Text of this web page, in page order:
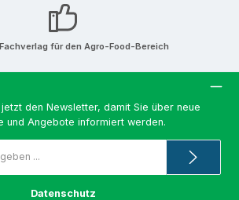
für den Agro-Food-Bereich
den Newsletter, damit Sie über neue
und Angebote informiert werden.
Datenschutz